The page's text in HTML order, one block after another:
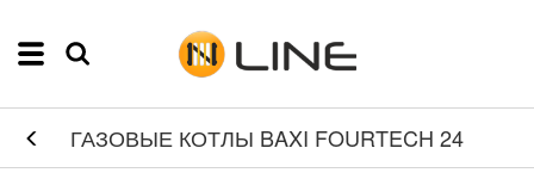
ГАЗОВЫЕ КОТЛЫ BAXI FOURTECH 24